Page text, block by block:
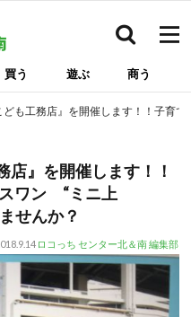
買う 遊ぶ 商う
ども工務店』を開催します！！子育
店』を開催します！！
ワン “ミニ上
せんか？
ロコっち センター北＆南 編集部